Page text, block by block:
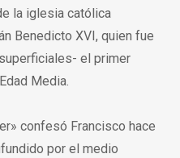
la iglesia católica
Benedicto XVI, quien fue
el primer
Media.
confesó Francisco hace
por el medio